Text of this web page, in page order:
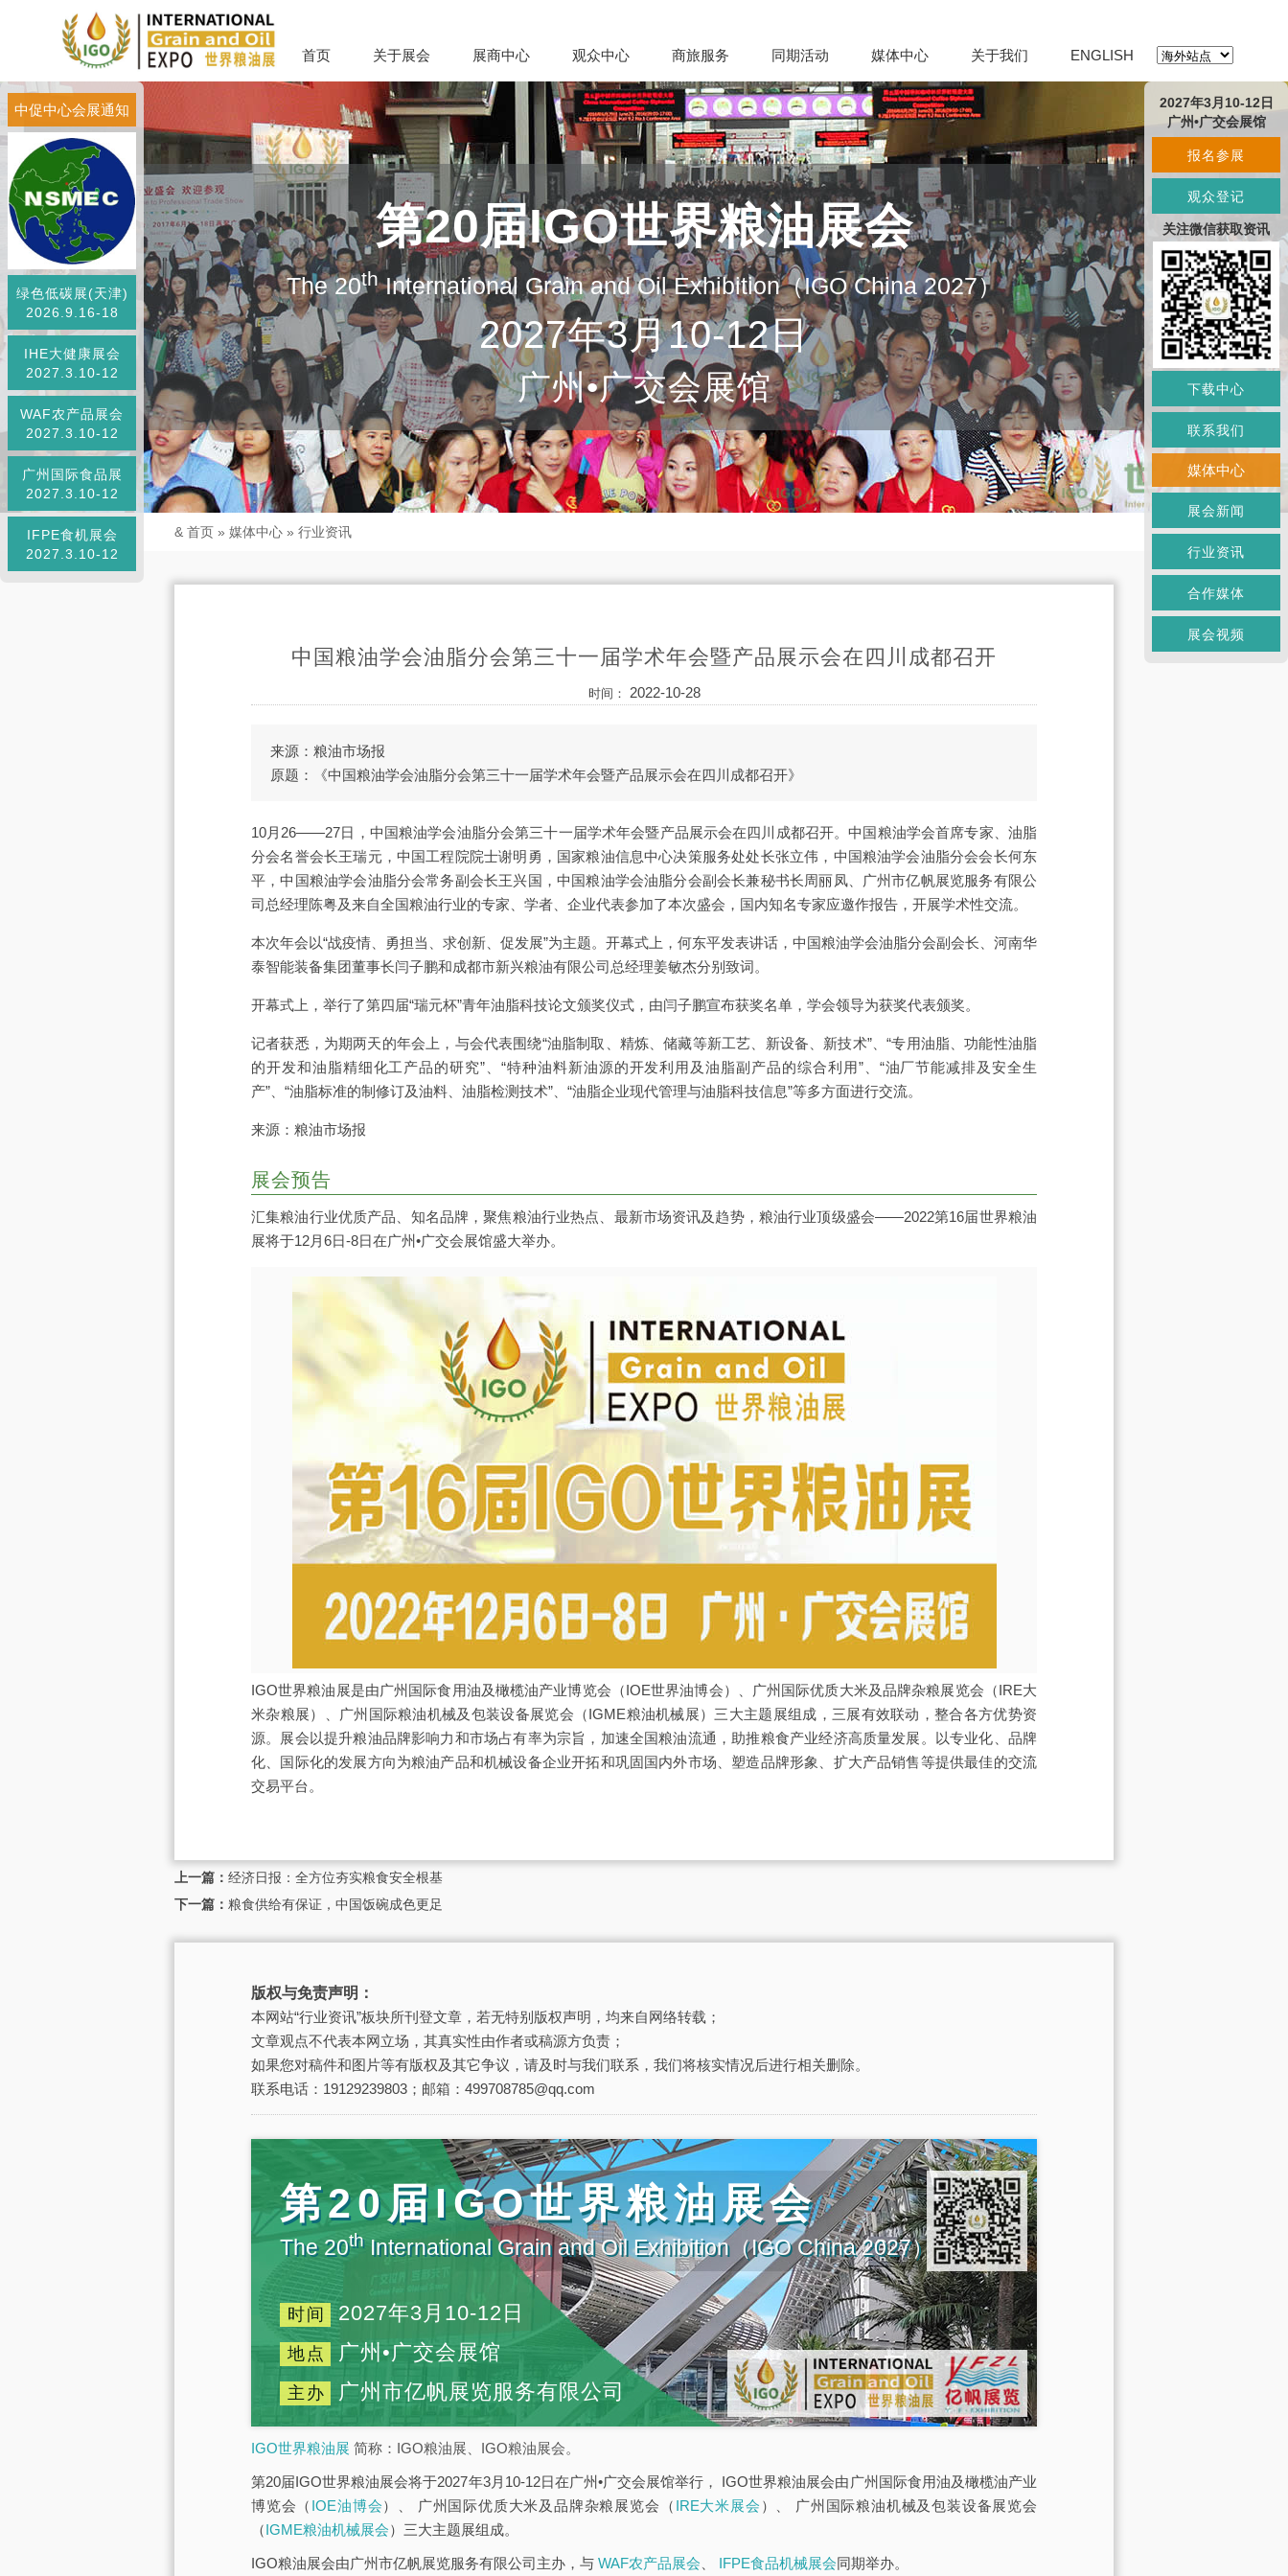
首页 关于展会 展商中心 观众中心 商旅服务 同期活动 媒体中心 关于我们 ENGLISH
第20届IGO世界粮油展会
The 20thInternational Grain and Oil Exhibition（IGO China 2027）
2027年3月10-12日
广州•广交会展馆
中促中心会展通知
绿色低碳展(天津)
2026.9.16-18
IHE大健康展会
2027.3.10-12
WAF农产品展会
2027.3.10-12
广州国际食品展
2027.3.10-12
IFPE食机展会
2027.3.10-12
& 首页 » 媒体中心 » 行业资讯
中国粮油学会油脂分会第三十一届学术年会暨产品展示会在四川成都召开
时间： 2022-10-28
来源：粮油市场报
原题：《中国粮油学会油脂分会第三十一届学术年会暨产品展示会在四川成都召开》
10月26——27日，中国粮油学会油脂分会第三十一届学术年会暨产品展示会在四川成都召开。中国粮油学会首席专家、油脂
分会名誉会长王瑞元，中国工程院院士谢明勇，国家粮油信息中心决策服务处处长张立伟，中国粮油学会油脂分会会长何东
平，中国粮油学会油脂分会常务副会长王兴国，中国粮油学会油脂分会副会长兼秘书长周丽凤、广州市亿帆展览服务有限公
司总经理陈粤及来自全国粮油行业的专家、学者、企业代表参加了本次盛会，国内知名专家应邀作报告，开展学术性交流。
本次年会以“战疫情、勇担当、求创新、促发展”为主题。开幕式上，何东平发表讲话，中国粮油学会油脂分会副会长、河南华
泰智能装备集团董事长闫子鹏和成都市新兴粮油有限公司总经理姜敏杰分别致词。
开幕式上，举行了第四届“瑞元杯”青年油脂科技论文颁奖仪式，由闫子鹏宣布获奖名单，学会领导为获奖代表颁奖。
记者获悉，为期两天的年会上，与会代表围绕“油脂制取、精炼、储藏等新工艺、新设备、新技术”、“专用油脂、功能性油脂
的开发和油脂精细化工产品的研究”、“特种油料新油源的开发利用及油脂副产品的综合利用”、“油厂节能减排及安全生
产”、“油脂标准的制修订及油料、油脂检测技术”、“油脂企业现代管理与油脂科技信息”等多方面进行交流。
来源：粮油市场报
展会预告
汇集粮油行业优质产品、知名品牌，聚焦粮油行业热点、最新市场资讯及趋势，粮油行业顶级盛会——2022第16届世界粮油
展将于12月6日-8日在广州•广交会展馆盛大举办。
IGO世界粮油展是由广州国际食用油及橄榄油产业博览会（IOE世界油博会）、广州国际优质大米及品牌杂粮展览会（IRE大
米杂粮展）、广州国际粮油机械及包装设备展览会（IGME粮油机械展）三大主题展组成，三展有效联动，整合各方优势资
源。展会以提升粮油品牌影响力和市场占有率为宗旨，加速全国粮油流通，助推粮食产业经济高质量发展。以专业化、品牌
化、国际化的发展方向为粮油产品和机械设备企业开拓和巩固国内外市场、塑造品牌形象、扩大产品销售等提供最佳的交流
交易平台。
上一篇： 经济日报：全方位夯实粮食安全根基
下一篇： 粮食供给有保证，中国饭碗成色更足
版权与免责声明：
本网站“行业资讯”板块所刊登文章，若无特别版权声明，均来自网络转载；
文章观点不代表本网立场，其真实性由作者或稿源方负责；
如果您对稿件和图片等有版权及其它争议，请及时与我们联系，我们将核实情况后进行相关删除。
联系电话：19129239803；邮箱：499708785@qq.com
第20届IGO世界粮油展会
The 20thInternational Grain and Oil Exhibition（IGO China 2027）
时间 2027年3月10-12日
地点 广州•广交会展馆
主办 广州市亿帆展览服务有限公司
IGO世界粮油展 简称：IGO粮油展、IGO粮油展会。
第20届IGO世界粮油展会将于2027年3月10-12日在广州•广交会展馆举行， IGO世界粮油展会由广州国际食用油及橄榄油产业
博览会（ IOE油博会）、 广州国际优质大米及品牌杂粮展览会（ IRE大米展会 ）、 广州国际粮油机械及包装设备展览会
（IGME粮油机械展会）三大主题展组成。
IGO粮油展会由广州市亿帆展览服务有限公司主办，与 WAF农产品展会 IFPE食品机械展会同期举办。
2027年3月10-12日
广州•广交会展馆
报名参展
观众登记
关注微信获取资讯
下载中心
联系我们
媒体中心
展会新闻
行业资讯
合作媒体
展会视频